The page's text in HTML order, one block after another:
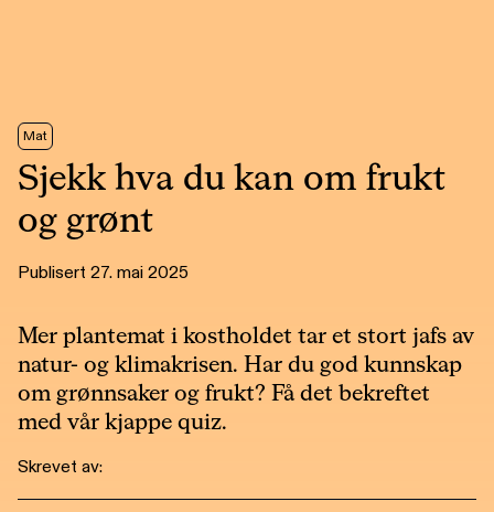
Mat
Sjekk hva du kan om frukt
og grønt
Publisert 27. mai 2025
Mer plantemat i kostholdet tar et stort jafs av
natur- og klimakrisen. Har du god kunnskap
om grønnsaker og frukt? Få det bekreftet
med vår kjappe quiz.
Skrevet av: